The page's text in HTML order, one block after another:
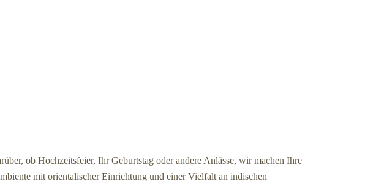
ob Hochzeitsfeier, Ihr Geburtstag oder andere Anlässe, wir machen Ihre
mit orientalischer Einrichtung und einer Vielfalt an indischen